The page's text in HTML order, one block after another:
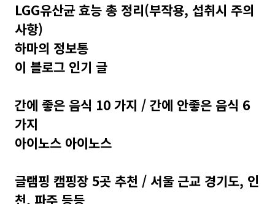
LGG유산균 효능 총 정리(부작용, 섭취시 주의
사항)
하마의 정보통
이 블로그 인기 글
간에 좋은 음식 10 가지 / 간에 안좋은 음식 6
가지
아이노스 아이노스
글램핑 캠핑장 5곳 추천 / 서울 근교 경기도, 인
천, 파주 등등